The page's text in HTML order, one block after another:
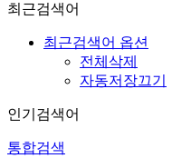
최근검색어
최근검색어 옵션
전체삭제
자동저장끄기
인기검색어
통합검색